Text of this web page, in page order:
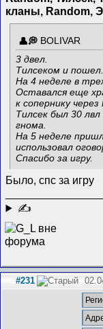
кланы, Random,
BOLIVAR
3 двел.
Тилсеком и пошел.
На 4 неделе в
Оставался еще
к сопернику через
Тилсек был 30
гнома.
На 5 неделе
использовал
Спасибо за игру.
Было, спс за игру
✍
#231